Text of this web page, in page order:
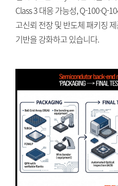
Class 3 대응 가능성, Q-100·Q-
고신뢰 전장 및 반도체 패키징
기반을 강화하고 있습니다.